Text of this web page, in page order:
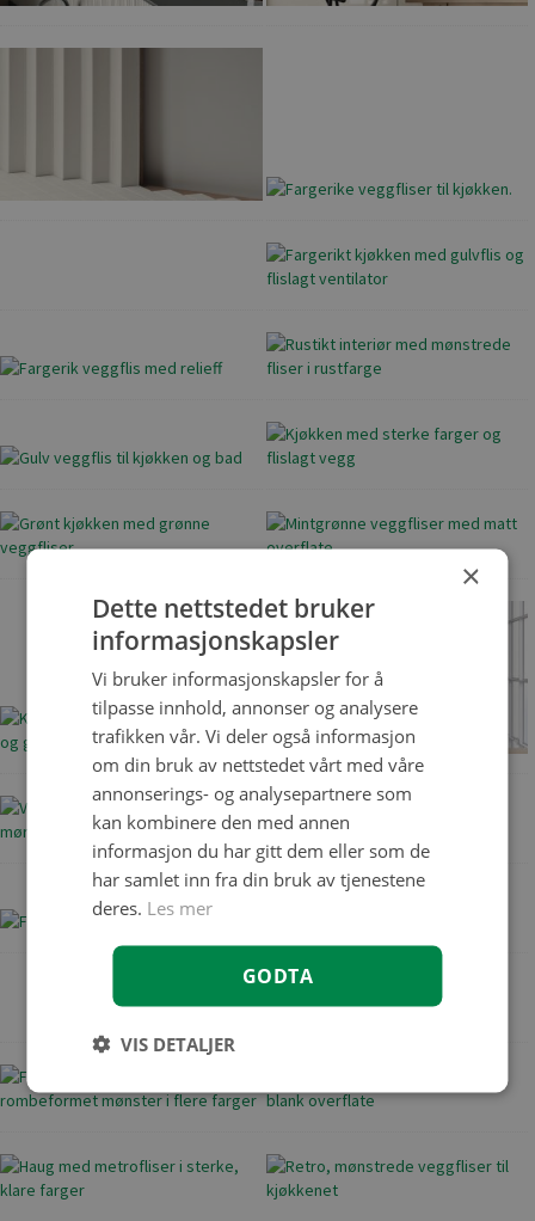
×
Dette nettstedet bruker
informasjonskapsler
Vi bruker informasjonskapsler for å
tilpasse innhold, annonser og analysere
trafikken vår. Vi deler også informasjon
om din bruk av nettstedet vårt med våre
annonserings- og analysepartnere som
kan kombinere den med annen
informasjon du har gitt dem eller som de
har samlet inn fra din bruk av tjenestene
deres. Les mer
GODTA
VIS DETALJER